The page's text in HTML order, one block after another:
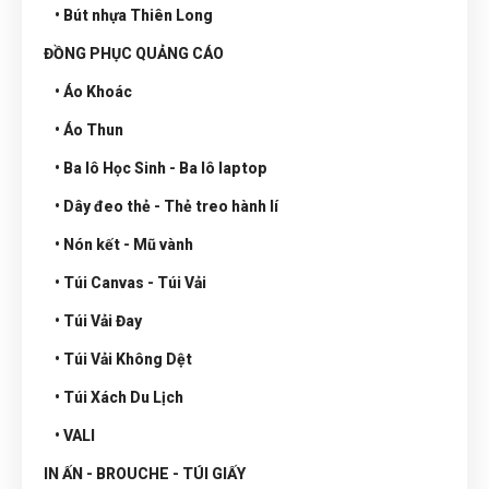
• Bút nhựa Thiên Long
ĐỒNG PHỤC QUẢNG CÁO
• Áo Khoác
• Áo Thun
• Ba lô Học Sinh - Ba lô laptop
• Dây đeo thẻ - Thẻ treo hành lí
• Nón kết - Mũ vành
• Túi Canvas - Túi Vải
• Túi Vải Đay
• Túi Vải Không Dệt
• Túi Xách Du Lịch
• VALI
IN ẤN - BROUCHE - TÚI GIẤY